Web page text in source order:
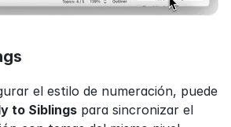
el estilo de numeración, puede
to Siblings para sincronizar el